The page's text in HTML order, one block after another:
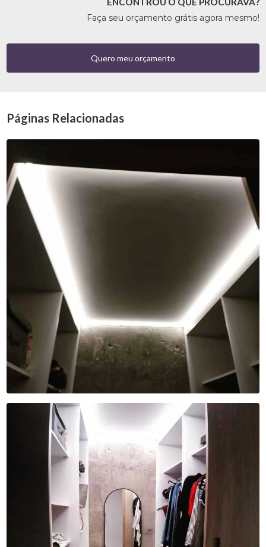
Faça seu orçamento grátis agora mesmo!
Quero meu orçamento
Páginas Relacionadas